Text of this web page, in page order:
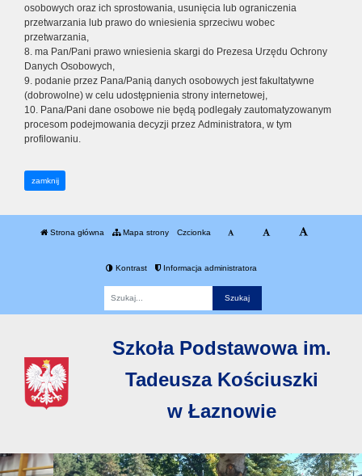
osobowych oraz ich sprostowania, usunięcia lub ograniczenia
przetwarzania lub prawo do wniesienia sprzeciwu wobec
przetwarzania,
8. ma Pan/Pani prawo wniesienia skargi do Prezesa Urzędu Ochrony
Danych Osobowych,
9. podanie przez Pana/Panią danych osobowych jest fakultatywne
(dobrowolne) w celu udostępnienia strony internetowej,
10. Pana/Pani dane osobowe nie będą podlegały zautomatyzowanym
procesom podejmowania decyzji przez Administratora, w tym
profilowaniu.
zamknij
Strona główna Mapa strony Czcionka
Kontrast Informacja administratora
Szkoła Podstawowa im.
Tadeusza Kościuszki
w Łaznowie